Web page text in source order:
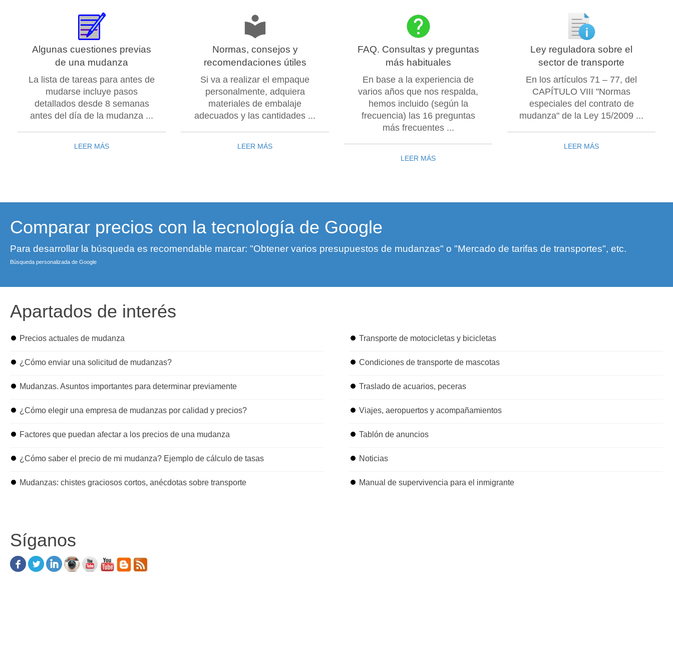
Algunas cuestiones previas
de una mudanza
La lista de tareas para antes de
mudarse incluye pasos
detallados desde 8 semanas
antes del día de la mudanza ...
LEER MÁS
Normas, consejos y
recomendaciones útiles
Si va a realizar el empaque
personalmente, adquiera
materiales de embalaje
adecuados y las cantidades ...
LEER MÁS
FAQ. Consultas y preguntas
más habituales
En base a la experiencia de
varios años que nos respalda,
hemos incluido (según la
frecuencia) las 16 preguntas
más frecuentes ...
LEER MÁS
Ley reguladora sobre el
sector de transporte
En los artículos 71 – 77, del
CAPÍTULO VIII "Normas
especiales del contrato de
mudanza" de la Ley 15/2009 ...
LEER MÁS
Comparar precios con la tecnología de Google
Para desarrollar la búsqueda es recomendable marcar: "Obtener varios presupuestos de mudanzas" o "Mercado de tarifas de transportes", etc.
Búsqueda personalizada de Google
Apartados de interés
⏺ Precios actuales de mudanza
⏺ ¿Cómo enviar una solicitud de mudanzas?
⏺ Mudanzas. Asuntos importantes para determinar previamente
⏺ ¿Cómo elegir una empresa de mudanzas por calidad y precios?
⏺ Factores que puedan afectar a los precios de una mudanza
⏺ ¿Cómo saber el precio de mi mudanza? Ejemplo de cálculo de tasas
⏺ Mudanzas: chistes graciosos cortos, anécdotas sobre transporte
⏺Transporte de motocicletas y bicicletas
⏺Condiciones de transporte de mascotas
⏺Traslado de acuarios, peceras
⏺Viajes, aeropuertos y acompañamientos
⏺Tablón de anuncios
⏺ Noticias
⏺ Manual de supervivencia para el inmigrante
Síganos